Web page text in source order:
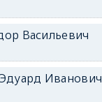
Васильевич
Иванович